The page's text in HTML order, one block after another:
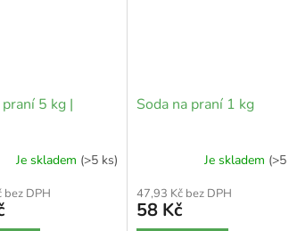
5 kg |
Je skladem (>5 ks)
bez DPH
Soda na praní 1 kg
Je skladem
47,93 Kč bez DPH
58 Kč